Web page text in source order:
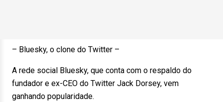
– Bluesky, o clone do Twitter –
A rede social Bluesky, que conta com o respaldo do
fundador e ex-CEO do Twitter Jack Dorsey, vem
ganhando popularidade.